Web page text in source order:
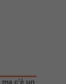
c’è un